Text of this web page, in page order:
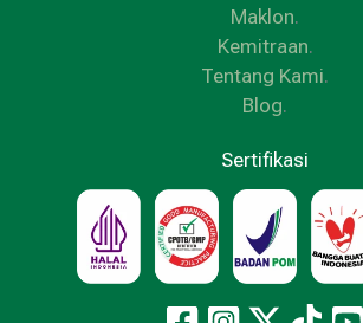
Maklon.
Kemitraan.
Tentang Kami.
Blog.
Sertifikasi